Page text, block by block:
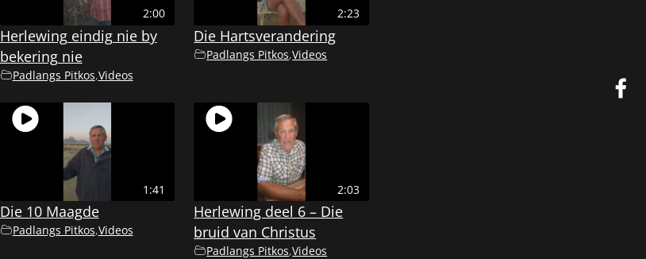
2:00
Herlewing eindig nie by
bekering nie
Padlangs Pitkos,Videos
2:23
Die Hartsverandering
Padlangs Pitkos,Videos
1:41
Die 10 Maagde
Padlangs Pitkos,Videos
2:03
Herlewing deel 6 – Die
bruid van Christus
Padlangs Pitkos,Videos